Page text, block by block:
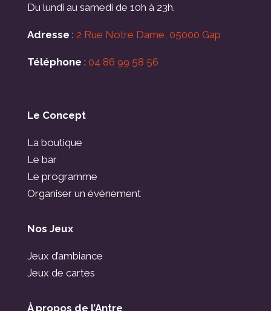
Du lundi au samedi de 10h à 23h.
Adresse : 2 Rue Notre Dame, 05000 Gap
Téléphone : 04 86 99 58 56
Le Concept
La boutique
Le bar
Le programme
Organiser un événement
Nos Jeux
Jeux d’ambiance
Jeux de cartes
À propos de l’Antre